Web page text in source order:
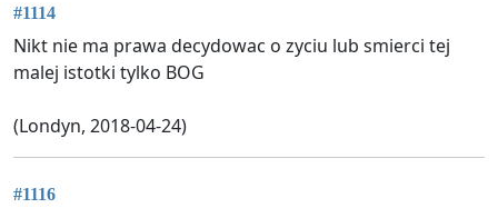
#1114
Nikt nie ma prawa decydowac o zyciu lub smierci tej
malej istotki tylko BOG
(Londyn, 2018-04-24)
#1116